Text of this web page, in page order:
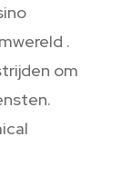
.
om